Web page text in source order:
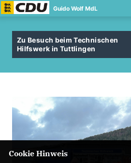
Guido Wolf MdL
Zu Besuch beim Technischen
Hilfswerk in Tuttlingen
Cookie Hinweis